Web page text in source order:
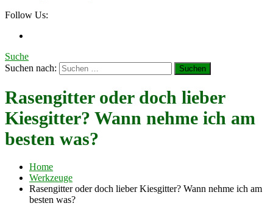
Follow Us:
Suche
Suchen nach:
Rasengitter oder doch lieber
Kiesgitter? Wann nehme ich am
besten was?
Home
Werkzeuge
Rasengitter oder doch lieber Kiesgitter? Wann nehme ich am
besten was?